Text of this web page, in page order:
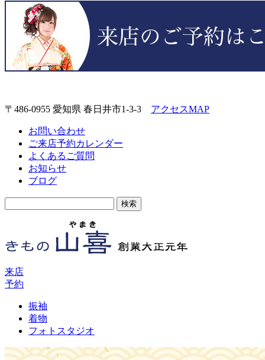
〒486-0955 愛知県 春日井市1-3-3 アクセスMAP
お問い合わせ
ご来店予約カレンダー
よくあるご質問
お知らせ
ブログ
来店
予約
振袖
着物
フォトスタジオ